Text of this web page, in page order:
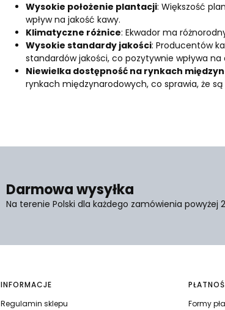
Wysokie położenie plantacji: Większość
wpływ na jakość kawy.
Klimatyczne różnice: Ekwador ma
Wysokie standardy jakości: Producentów
standardów jakości, co pozytywnie wpływa
Niewielka dostępność na rynkach
rynkach międzynarodowych, co sprawia, że
Darmowa wysyłka
Na terenie Polski dla każdego zamówienia powyżej
INFORMACJE
Regulamin sklepu
Formy